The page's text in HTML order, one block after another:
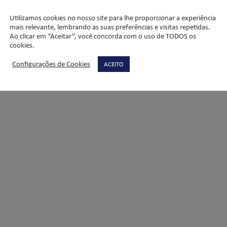
Simulado de 2018. Esperamos que tenham feito com muita
professores.
Utilizamos cookies no nosso site para lhe proporcionar a experiência
mais relevante, lembrando as suas preferências e visitas repetidas.
Ao clicar em “Aceitar”, você concorda com o uso de TODOS os
cookies.
Configurações de Cookies
ACEITO